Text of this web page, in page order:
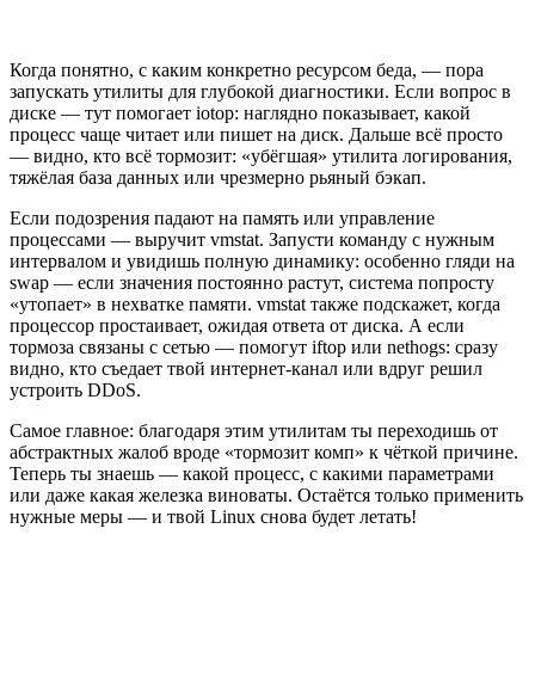
Когда понятно, с каким конкретно ресурсом беда, — пора
запускать утилиты для глубокой диагностики. Если вопрос в
диске — тут помогает iotop: наглядно показывает, какой
процесс чаще читает или пишет на диск. Дальше всё просто
— видно, кто всё тормозит: «убёгшая» утилита логирования,
тяжёлая база данных или чрезмерно рьяный бэкап.
Если подозрения падают на память или управление
процессами — выручит vmstat. Запусти команду с нужным
интервалом и увидишь полную динамику: особенно гляди на
swap — если значения постоянно растут, система попросту
«утопает» в нехватке памяти. vmstat также подскажет, когда
процессор простаивает, ожидая ответа от диска. А если
тормоза связаны с сетью — помогут iftop или nethogs: сразу
видно, кто съедает твой интернет-канал или вдруг решил
устроить DDoS.
Самое главное: благодаря этим утилитам ты переходишь от
абстрактных жалоб вроде «тормозит комп» к чёткой причине.
Теперь ты знаешь — какой процесс, с какими параметрами
или даже какая железка виноваты. Остаётся только применить
нужные меры — и твой Linux снова будет летать!